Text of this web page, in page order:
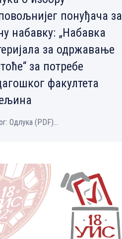
понуђача за
набавку: „Набавка
за одржавање
за потребе
факултета
Одлука (PDF)...